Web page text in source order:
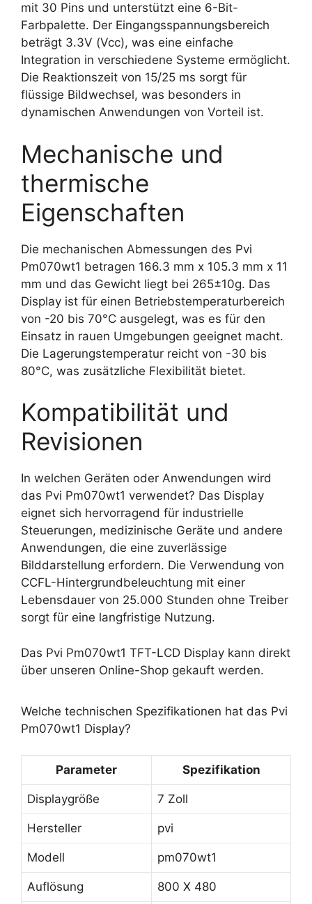
mit 30 Pins und unterstützt eine 6-Bit-
Farbpalette. Der Eingangsspannungsbereich
beträgt 3.3V (Vcc), was eine einfache
Integration in verschiedene Systeme ermöglicht.
Die Reaktionszeit von 15/25 ms sorgt für
flüssige Bildwechsel, was besonders in
dynamischen Anwendungen von Vorteil ist.
Mechanische und
thermische
Eigenschaften
Die mechanischen Abmessungen des Pvi
Pm070wt1 betragen 166.3 mm x 105.3 mm x 11
mm und das Gewicht liegt bei 265±10g. Das
Display ist für einen Betriebstemperaturbereich
von -20 bis 70°C ausgelegt, was es für den
Einsatz in rauen Umgebungen geeignet macht.
Die Lagerungstemperatur reicht von -30 bis
80°C, was zusätzliche Flexibilität bietet.
Kompatibilität und
Revisionen
In welchen Geräten oder Anwendungen wird
das Pvi Pm070wt1 verwendet? Das Display
eignet sich hervorragend für industrielle
Steuerungen, medizinische Geräte und andere
Anwendungen, die eine zuverlässige
Bilddarstellung erfordern. Die Verwendung von
CCFL-Hintergrundbeleuchtung mit einer
Lebensdauer von 25.000 Stunden ohne Treiber
sorgt für eine langfristige Nutzung.
Das Pvi Pm070wt1 TFT-LCD Display kann direkt
über unseren Online-Shop gekauft werden.
Welche technischen Spezifikationen hat das Pvi
Pm070wt1 Display?
Parameter Spezifikation
Displaygröße 7 Zoll
Hersteller pvi
Modell pm070wt1
Auflösung 800 X 480